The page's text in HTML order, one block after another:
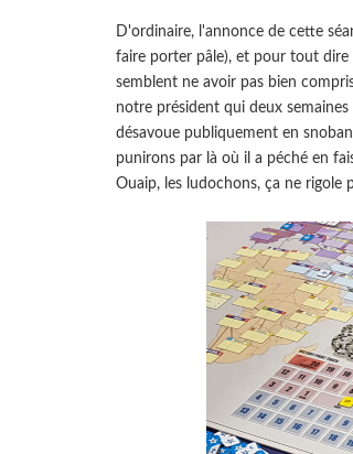
D'ordinaire, l'annonce de cette
faire porter pâle), et pour tout dire
semblent ne avoir pas bien
notre président qui deux
désavoue publiquement en
punirons par là où il a péché en
Ouaip, les ludochons, ça ne rigole